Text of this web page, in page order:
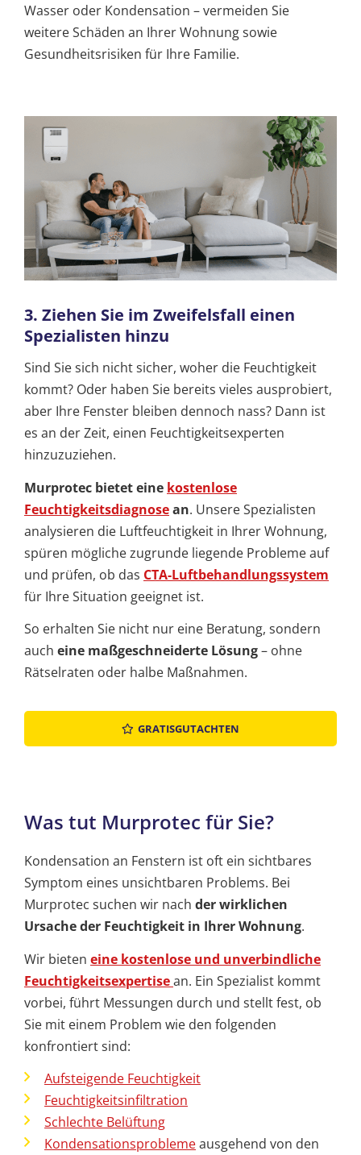
Wasser oder Kondensation – vermeiden Sie
weitere Schäden an Ihrer Wohnung sowie
Gesundheitsrisiken für Ihre Familie.
3. Ziehen Sie im Zweifelsfall einen
Spezialisten hinzu
Sind Sie sich nicht sicher, woher die Feuchtigkeit
kommt? Oder haben Sie bereits vieles ausprobiert,
aber Ihre Fenster bleiben dennoch nass? Dann ist
es an der Zeit, einen Feuchtigkeitsexperten
hinzuzuziehen.
Murprotec bietet eine kostenlose
Feuchtigkeitsdiagnosean. Unsere Spezialisten
analysieren die Luftfeuchtigkeit in Ihrer Wohnung,
spüren mögliche zugrunde liegende Probleme auf
und prüfen, ob das CTA-Luftbehandlungssystem
für Ihre Situation geeignet ist.
So erhalten Sie nicht nur eine Beratung, sondern
auch eine maßgeschneiderte Lösung– ohne
Rätselraten oder halbe Maßnahmen.
GRATISGUTACHTEN
Was tut Murprotec für Sie?
Kondensation an Fenstern ist oft ein sichtbares
Symptom eines unsichtbaren Problems. Bei
Murprotec suchen wir nach der wirklichen
Ursache der Feuchtigkeit in Ihrer Wohnung.
Wir bieten eine kostenlose und unverbindliche
Feuchtigkeitsexpertisean. Ein Spezialist kommt
vorbei, führt Messungen durch und stellt fest, ob
Sie mit einem Problem wie den folgenden
konfrontiert sind:
Aufsteigende Feuchtigkeit
Feuchtigkeitsinfiltration
Schlechte Belüftung
Kondensationsproblemeausgehend von den